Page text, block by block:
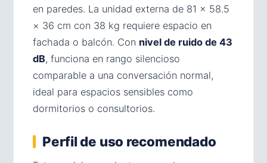
en paredes. La unidad externa de 81 × 58.5
× 36 cm con 38 kg requiere espacio en
fachada o balcón. Con nivel de ruido de 43
dB, funciona en rango silencioso
comparable a una conversación normal,
ideal para espacios sensibles como
dormitorios o consultorios.
Perfil de uso recomendado